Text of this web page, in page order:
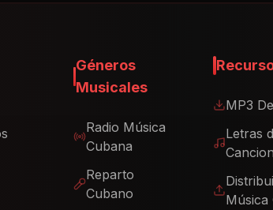
Géneros
Musicales
Radio Música
Cubana
Reparto
Cubano
MP3
Letras
Música